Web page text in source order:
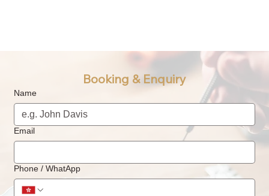
Booking & Enquiry
Name
Email
Phone / WhatApp